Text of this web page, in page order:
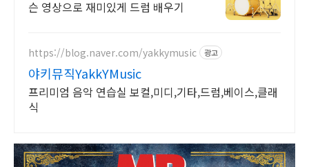
슨 영상으로 재미있게 드럼 배우기
https://blog.naver.com/yakkymusic 광고
야키뮤직YakkYMusic
프리미엄 음악 연습실 보컬,미디,기타,드럼,베이스,클래
식